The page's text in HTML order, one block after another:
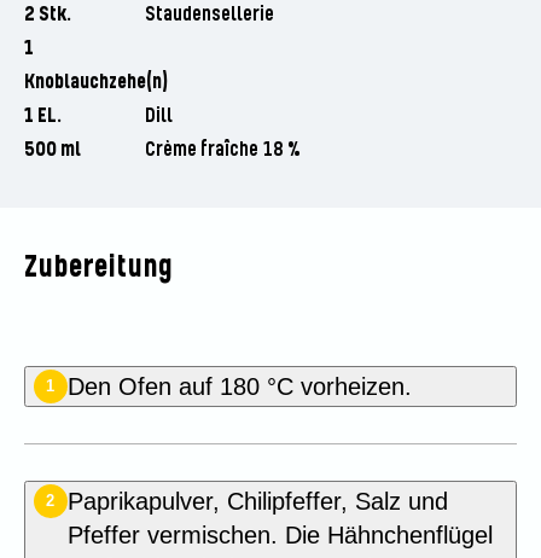
2 Stk.
Staudensellerie
1
Knoblauchzehe(n)
1 EL.
Dill
500 ml
Crème fraîche 18 %
Zubereitung
1 Den Ofen auf 180 °C vorheizen.
2
Paprikapulver, Chilipfeffer, Salz und
Pfeffer vermischen. Die Hähnchenflügel